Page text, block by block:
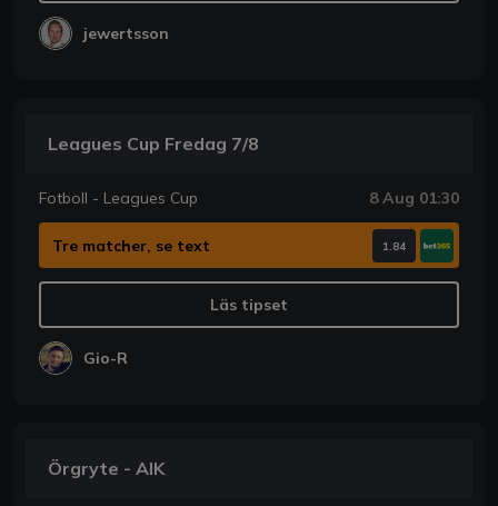
jewertsson
Leagues Cup Fredag 7/8
Fotboll - Leagues Cup 8 Aug 01:30
Tre matcher, se text 1.84
Läs tipset
Gio-R
Örgryte - AIK